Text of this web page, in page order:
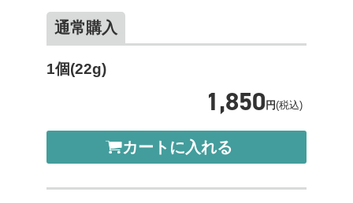
通常購入
1個(22g)
1,850 円(税込)
カートに入れる